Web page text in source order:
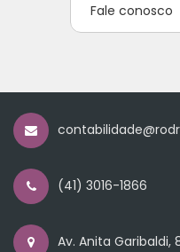
Fale conosco
(41) 3016-1866
Av. Anita Garibaldi,